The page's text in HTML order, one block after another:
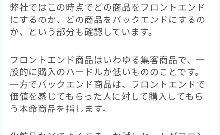
弊社ではこの時点でどの商品をフロントエンド
にするのか、どの商品をバックエンドにするの
か、という部分も確認しています。
フロントエンド商品はいわゆる集客商品で、一
般的に購入のハードルが低いもののことです。
一方でバックエンド商品は、フロントエンドで
価値を感じてもらった人に対して購入してもら
う本命商品を指します。